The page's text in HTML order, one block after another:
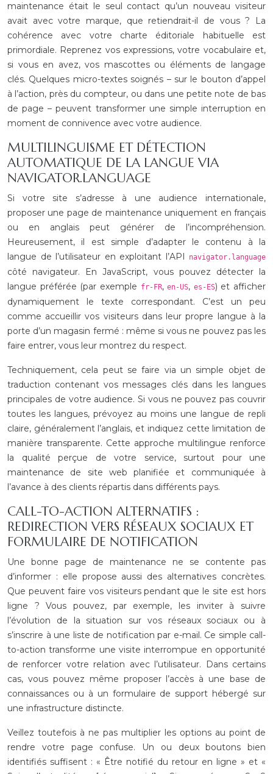
maintenance était le seul contact qu’un nouveau visiteur
avait avec votre marque, que retiendrait-il de vous ? La
cohérence avec votre charte éditoriale habituelle est
primordiale. Reprenez vos expressions, votre vocabulaire et,
si vous en avez, vos mascottes ou éléments de langage
clés. Quelques micro-textes soignés – sur le bouton d’appel
à l’action, près du compteur, ou dans une petite note de bas
de page – peuvent transformer une simple interruption en
moment de connivence avec votre audience.
MULTILINGUISME ET DÉTECTION
AUTOMATIQUE DE LA LANGUE VIA
NAVIGATOR.LANGUAGE
Si votre site s’adresse à une audience internationale,
proposer une page de maintenance uniquement en français
ou en anglais peut générer de l’incompréhension.
Heureusement, il est simple d’adapter le contenu à la
langue de l’utilisateur en exploitant l’API
navigator.language
côté navigateur. En JavaScript, vous pouvez détecter la
langue préférée (par exemple fr-FR,en-US, es-ES) et afficher
dynamiquement le texte correspondant. C’est un peu
comme accueillir vos visiteurs dans leur propre langue à la
porte d’un magasin fermé : même si vous ne pouvez pas les
faire entrer, vous leur montrez du respect.
Techniquement, cela peut se faire via un simple objet de
traduction contenant vos messages clés dans les langues
principales de votre audience. Si vous ne pouvez pas couvrir
toutes les langues, prévoyez au moins une langue de repli
claire, généralement l’anglais, et indiquez cette limitation de
manière transparente. Cette approche multilingue renforce
la qualité perçue de votre service, surtout pour une
maintenance de site web planifiée et communiquée à
l’avance à des clients répartis dans différents pays.
CALL-TO-ACTION ALTERNATIFS :
REDIRECTION VERS RÉSEAUX SOCIAUX ET
FORMULAIRE DE NOTIFICATION
Une bonne page de maintenance ne se contente pas
d’informer : elle propose aussi des alternatives concrètes.
Que peuvent faire vos visiteurs pendant que le site est hors
ligne ? Vous pouvez, par exemple, les inviter à suivre
l’évolution de la situation sur vos réseaux sociaux ou à
s’inscrire à une liste de notification par e-mail. Ce simple call-
to-action transforme une visite interrompue en opportunité
de renforcer votre relation avec l’utilisateur. Dans certains
cas, vous pouvez même proposer l’accès à une base de
connaissances ou à un formulaire de support hébergé sur
une infrastructure distincte.
Veillez toutefois à ne pas multiplier les options au point de
rendre votre page confuse. Un ou deux boutons bien
identifiés suffisent : « Être notifié du retour en ligne » et «